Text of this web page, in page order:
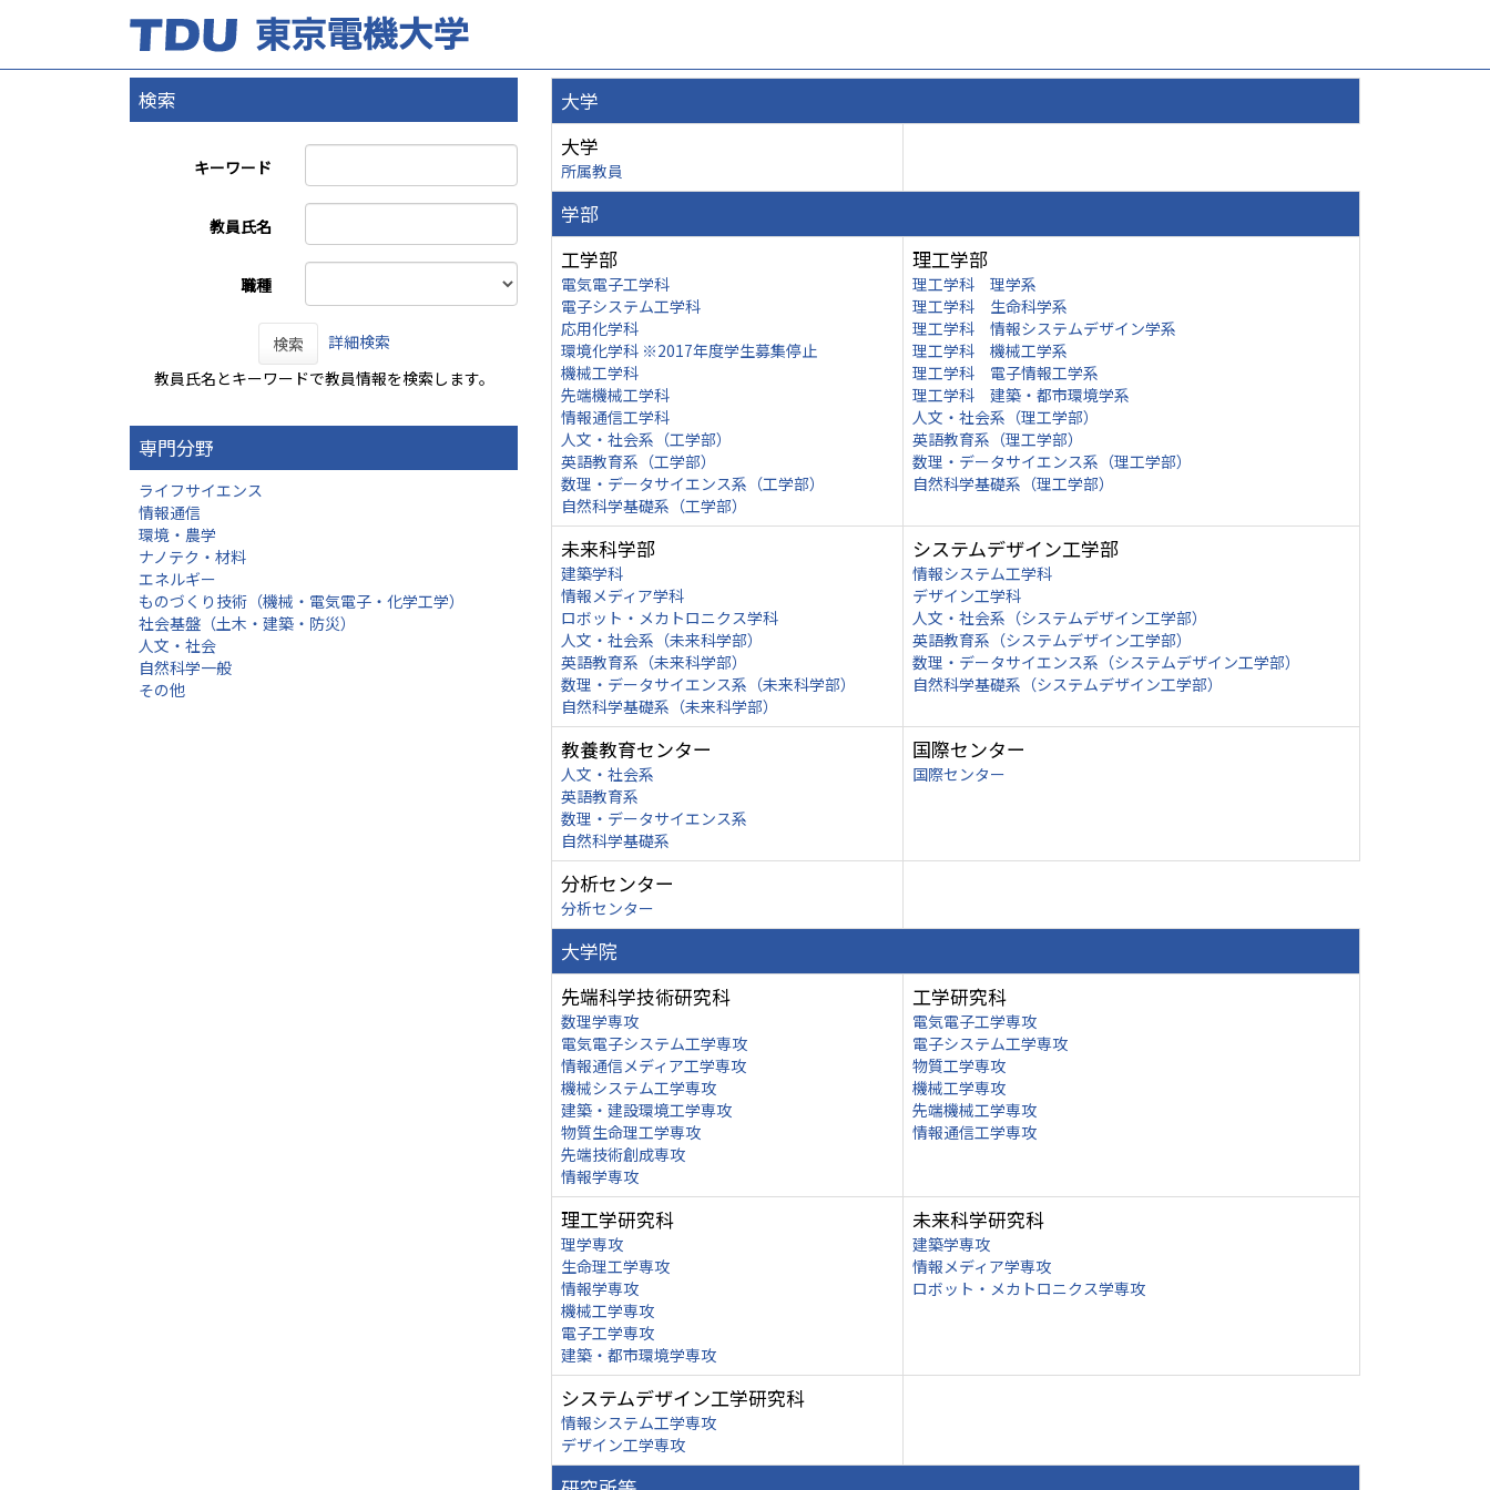
検索
キーワード
教員氏名
職種
検索
詳細検索
教員氏名とキーワードで教員情報を検索します。
専門分野
ライフサイエンス
情報通信
環境・農学
ナノテク・材料
エネルギー
ものづくり技術（機械・電気電子・化学工学）
社会基盤（土木・建築・防災）
人文・社会
自然科学一般
その他
大学
大学
所属教員
学部
工学部
電気電子工学科
電子システム工学科
応用化学科
環境化学科 ※2017年度学生募集停止
機械工学科
先端機械工学科
情報通信工学科
人文・社会系（工学部）
英語教育系（工学部）
数理・データサイエンス系（工学部）
自然科学基礎系（工学部）
理工学部
理工学科 理学系
理工学科 生命科学系
理工学科 情報システムデザイン学系
理工学科 機械工学系
理工学科 電子情報工学系
理工学科 建築・都市環境学系
人文・社会系（理工学部）
英語教育系（理工学部）
数理・データサイエンス系（理工学部）
自然科学基礎系（理工学部）
未来科学部
建築学科
情報メディア学科
ロボット・メカトロニクス学科
人文・社会系（未来科学部）
英語教育系（未来科学部）
数理・データサイエンス系（未来科学部）
自然科学基礎系（未来科学部）
システムデザイン工学部
情報システム工学科
デザイン工学科
人文・社会系（システムデザイン工学部）
英語教育系（システムデザイン工学部）
数理・データサイエンス系（システムデザイン工学部）
自然科学基礎系（システムデザイン工学部）
教養教育センター
人文・社会系
英語教育系
数理・データサイエンス系
自然科学基礎系
国際センター
国際センター
分析センター
分析センター
大学院
先端科学技術研究科
数理学専攻
電気電子システム工学専攻
情報通信メディア工学専攻
機械システム工学専攻
建築・建設環境工学専攻
物質生命理工学専攻
先端技術創成専攻
情報学専攻
工学研究科
電気電子工学専攻
電子システム工学専攻
物質工学専攻
機械工学専攻
先端機械工学専攻
情報通信工学専攻
理工学研究科
理学専攻
生命理工学専攻
情報学専攻
機械工学専攻
電子工学専攻
建築・都市環境学専攻
未来科学研究科
建築学専攻
情報メディア学専攻
ロボット・メカトロニクス学専攻
システムデザイン工学研究科
情報システム工学専攻
デザイン工学専攻